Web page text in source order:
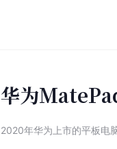
华为
2020年华为上市的平板电